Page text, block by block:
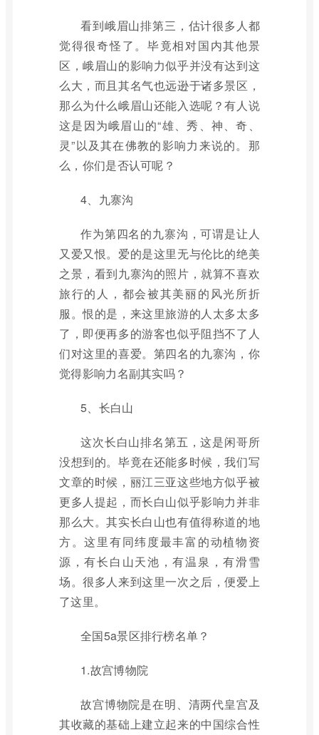
看到峨眉山排第三，估计很多人都
觉得很奇怪了。毕竟相对国内其他景
区，峨眉山的影响力似乎并没有达到这
么大，而且其名气也远逊于诸多景区，
那么为什么峨眉山还能入选呢？有人说
这是因为峨眉山的“雄、秀、神、奇、
灵”以及其在佛教的影响力来说的。那
么，你们是否认可呢？
4、九寨沟
作为第四名的九寨沟，可谓是让人
又爱又恨。爱的是这里无与伦比的绝美
之景，看到九寨沟的照片，就算不喜欢
旅行的人，都会被其美丽的风光所折
服。恨的是，来这里旅游的人太多太多
了，即便再多的游客也似乎阻挡不了人
们对这里的喜爱。第四名的九寨沟，你
觉得影响力名副其实吗？
5、长白山
这次长白山排名第五，这是闲哥所
没想到的。毕竟在还能多时候，我们写
文章的时候，丽江三亚这些地方似乎被
更多人提起，而长白山似乎影响力并非
那么大。其实长白山也有值得称道的地
方。这里有同纬度最丰富的动植物资
源，有长白山天池，有温泉，有滑雪
场。很多人来到这里一次之后，便爱上
了这里。
全国5a景区排行榜名单？
1.故宫博物院
故宫博物院是在明、清两代皇宫及
其收藏的基础上建立起来的中国综合性